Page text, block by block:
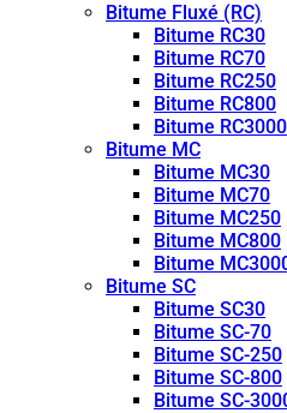
Bitume Fluxé (RC)
Bitume RC30
Bitume RC70
Bitume RC250
Bitume RC800
Bitume RC3000
Bitume MC
Bitume MC30
Bitume MC70
Bitume MC250
Bitume MC800
Bitume
Bitume SC
Bitume SC30
Bitume SC-70
Bitume SC-250
Bitume SC-800
Bitume SC-